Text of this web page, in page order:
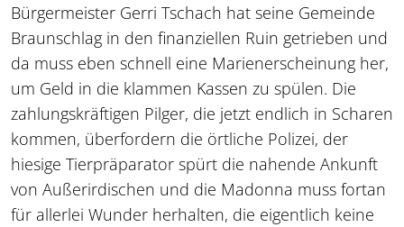
Bürgermeister Gerri Tschach hat seine Gemeinde
Braunschlag in den finanziellen Ruin getrieben und
da muss eben schnell eine Marienerscheinung her,
um Geld in die klammen Kassen zu spülen. Die
zahlungskräftigen Pilger, die jetzt endlich in Scharen
kommen, überfordern die örtliche Polizei, der
hiesige Tierpräparator spürt die nahende Ankunft
von Außerirdischen und die Madonna muss fortan
für allerlei Wunder herhalten, die eigentlich keine